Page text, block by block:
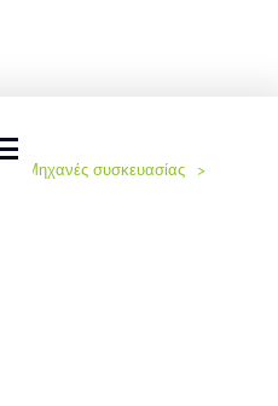
Μηχανές συσκευασίας
>